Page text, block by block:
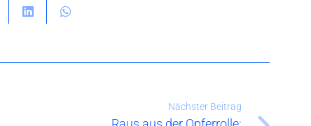
Nächster Beitrag